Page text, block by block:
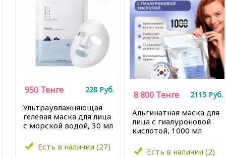
Ультраувлажняющая
гелевая маска для лица
с морской водой, 30 мл
Есть в наличии (27)
950 Тенге 228 Руб.
Альгинатная маска для
лица с гиалуроновой
кислотой, 1000 мл
Есть в наличии (2)
8 800 Тенге 2115 Руб.